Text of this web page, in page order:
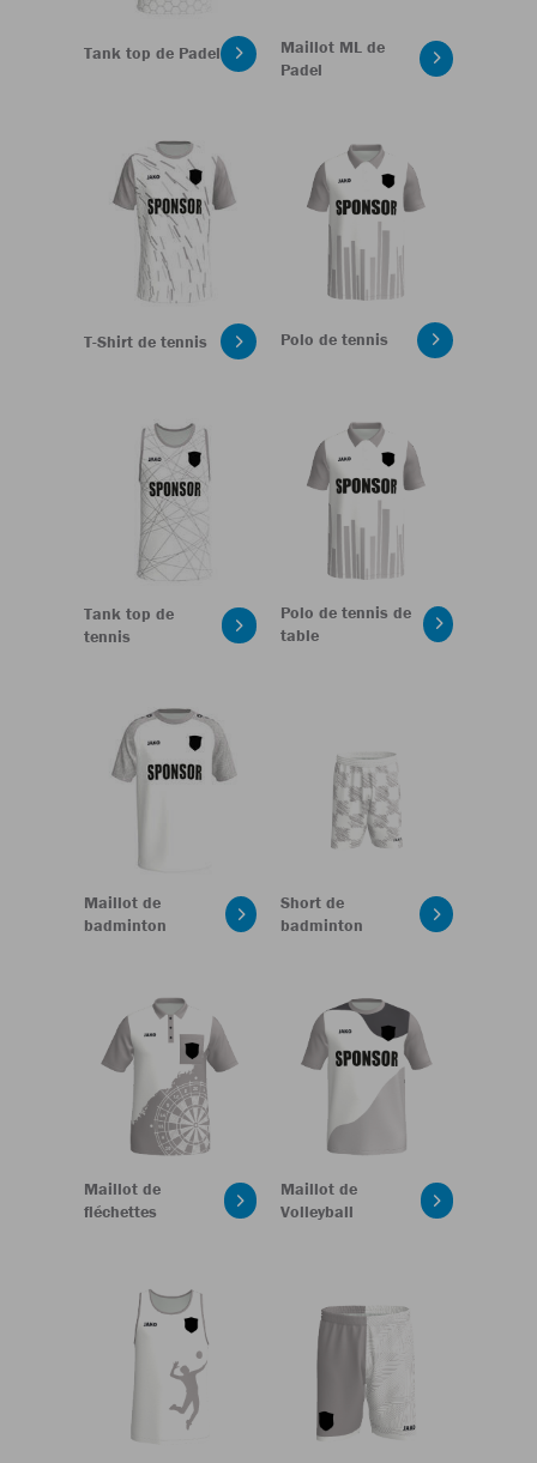
Tank top de Padel
Maillot ML de
Padel
T-Shirt de tennis Polo de tennis
Tank top de
tennis
Polo de tennis de
table
Maillot de
badminton
Short de
badminton
Maillot de
fléchettes
Maillot de
Volleyball